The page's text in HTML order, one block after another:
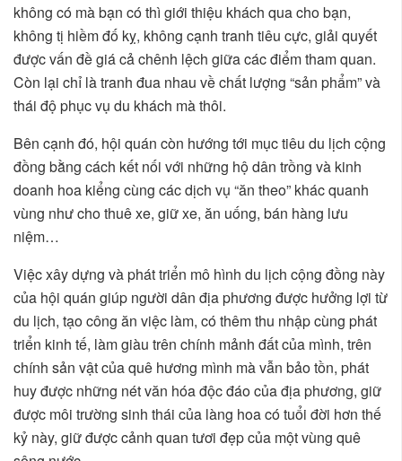
không có mà bạn có thì giới thiệu khách qua cho bạn,
không tị hiềm đố kỵ, không cạnh tranh tiêu cực, giải quyết
được vấn đề giá cả chênh lệch giữa các điểm tham quan.
Còn lại chỉ là tranh đua nhau về chất lượng “sản phẩm” và
thái độ phục vụ du khách mà thôi.
Bên cạnh đó, hội quán còn hướng tới mục tiêu du lịch cộng
đồng bằng cách kết nối với những hộ dân trồng và kinh
doanh hoa kiểng cùng các dịch vụ “ăn theo” khác quanh
vùng như cho thuê xe, giữ xe, ăn uống, bán hàng lưu
niệm…
Việc xây dựng và phát triển mô hình du lịch cộng đồng này
của hội quán giúp người dân địa phương được hưởng lợi từ
du lịch, tạo công ăn việc làm, có thêm thu nhập cùng phát
triển kinh tế, làm giàu trên chính mảnh đất của mình, trên
chính sản vật của quê hương mình mà vẫn bảo tồn, phát
huy được những nét văn hóa độc đáo của địa phương, giữ
được môi trường sinh thái của làng hoa có tuổi đời hơn thế
kỷ này, giữ được cảnh quan tươi đẹp của một vùng quê